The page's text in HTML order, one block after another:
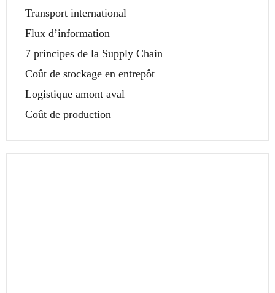
Transport international
Flux d’information
7 principes de la Supply Chain
Coût de stockage en entrepôt
Logistique amont aval
Coût de production